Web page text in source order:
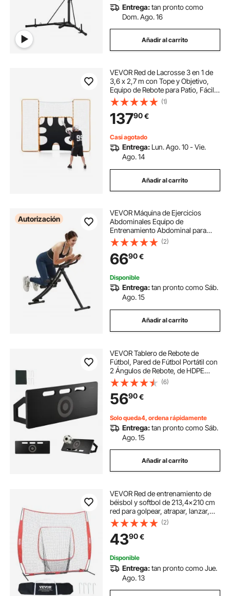
Entrega:tan pronto como
Dom. Ago. 16
Añadir al carrito
VEVOR Red de Lacrosse 3 en 1 de
3,6 x 2,7 m con Tope y Objetivo,
Equipo de Rebote para Patio, Fácil
de Instalar, con Estructura de
Acero, Ideal para Entrenamiento de
Jóvenes y Adultos, naranja
(1)
13790€
Casi agotado
Entrega: Lun. Ago. 10 - Vie.
Ago. 14
Añadir al carrito
Autorización
VEVOR Máquina de Ejercicios
Abdominales Equipo de
Entrenamiento Abdominal para
Gimnasio en Casa Capacidad de
Peso de 200 kg Máquina de
Ejercicios Abdominales para
Entrenamiento de Fuerza Ajustable
(2)
6690€
Disponible
Entrega:tan pronto como Sáb.
Ago. 15
Añadir al carrito
VEVOR Tablero de Rebote de
Fútbol, Pared de Fútbol Portátil con
2 Ángulos de Rebote, de HDPE
Plegable, Equipo de Entrenamiento
de Fútbol para Niños y Adultos,
Práctica de Pases y Tiros, 800 x
300 mm
(6)
5690€
Solo queda4, ordena rápidamente
Entrega:tan pronto como Sáb.
Ago. 15
Añadir al carrito
VEVOR Red de entrenamiento de
béisbol y softbol de 213,4x210 cm
red para golpear, atrapar, lanzar,
equipo de béisbol con bolsa de
transporte y zona de golpe para
jóvenes al aire libre
(2)
4390€
Disponible
Entrega:tan pronto como Jue.
Ago. 13